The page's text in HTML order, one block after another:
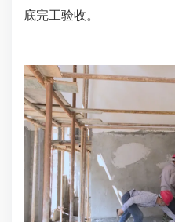
底完工验收。